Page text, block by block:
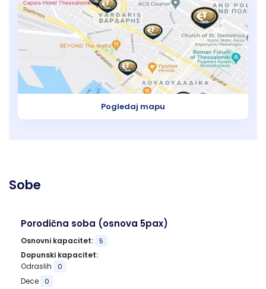
Pogledaj mapu
Sobe
Porodična soba (osnova 5pax)
Osnovni kapacitet: 5
Dopunski kapacitet:
Odraslih
0
Dece 0